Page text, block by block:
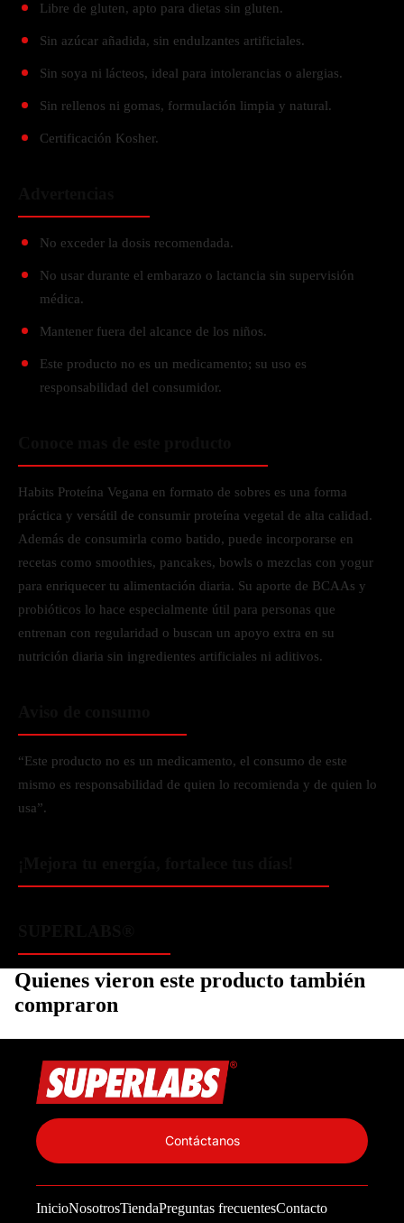
Libre de gluten, apto para dietas sin gluten.
Sin azúcar añadida, sin endulzantes artificiales.
Sin soya ni lácteos, ideal para intolerancias o alergias.
Sin rellenos ni gomas, formulación limpia y natural.
Certificación Kosher.
​No exceder la dosis recomendada.
No usar durante el embarazo o lactancia sin supervisión
médica.
Mantener fuera del alcance de los niños.
Este producto no es un medicamento; su uso es
responsabilidad del consumidor.
Habits Proteína Vegana en formato de sobres es una forma
práctica y versátil de consumir proteína vegetal de alta calidad.
Además de consumirla como batido, puede incorporarse en
recetas como smoothies, pancakes, bowls o mezclas con yogur
para enriquecer tu alimentación diaria. Su aporte de BCAAs y
probióticos lo hace especialmente útil para personas que
entrenan con regularidad o buscan un apoyo extra en su
nutrición diaria sin ingredientes artificiales ni aditivos.
“Este producto no es un medicamento, el consumo de este
mismo es responsabilidad de quien lo recomienda y de quien lo
usa”.
Quienes vieron este producto también
compraron
InicioNosotrosTiendaPreguntas frecuentesContacto
Contáctanos
Información de contacto
Política de reembolso
Términos del servicio
Política de envío